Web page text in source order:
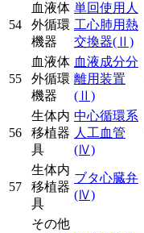
54
血液体
外循環
機器
単回使用人
工心肺用熱
交換器(Ⅱ)
55
血液体
外循環
機器
血液成分分
離用装置
(Ⅱ)
56
生体内
移植器
具
中心循環系
人工血管
(Ⅳ)
57
生体内
移植器
具
ブタ心臓弁
(Ⅳ)
その他